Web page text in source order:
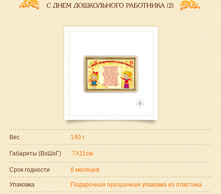
Вес 140 г.
Габариты (ВxШxГ) 7Х11см.
Срок годности 6 месяцев
Упаковка Подарочная прозрачная упаковка из пластика